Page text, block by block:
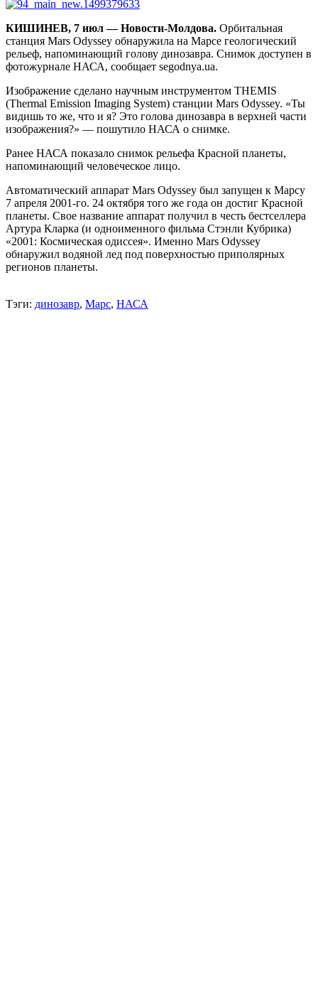
КИШИНЕВ, 7 июл — Новости-Молдова. Орбитальная
станция Mars Odyssey обнаружила на Марсе геологический
рельеф, напоминающий голову динозавра. Снимок доступен в
фотожурнале НАСА, сообщает segodnya.ua.
Изображение сделано научным инструментом THEMIS
(Thermal Emission Imaging System) станции Mars Odyssey. «Ты
видишь то же, что и я? Это голова динозавра в верхней части
изображения?» — пошутило НАСА о снимке.
Ранее НАСА показало снимок рельефа Красной планеты,
напоминающий человеческое лицо.
Автоматический аппарат Mars Odyssey был запущен к Марсу
7 апреля 2001-го. 24 октября того же года он достиг Красной
планеты. Свое название аппарат получил в честь бестселлера
Артура Кларка (и одноименного фильма Стэнли Кубрика)
«2001: Космическая одиссея». Именно Mars Odyssey
обнаружил водяной лед под поверхностью приполярных
регионов планеты.
Тэги: динозавр, Марс, НАСА